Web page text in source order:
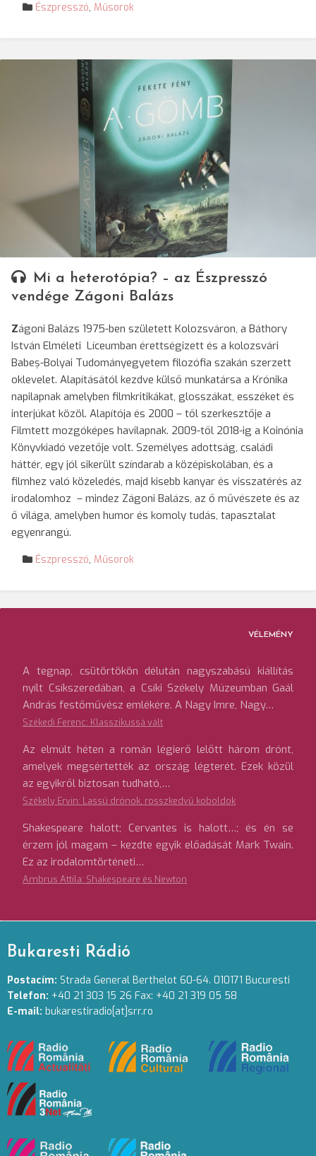
Észpresszó, Műsorok
Mi a heterotópia? – az Észpresszó
vendége Zágoni Balázs
Zágoni Balázs 1975-ben született Kolozsváron, a Báthory
István Elméleti Líceumban érettségizett és a kolozsvári
Babeș-Bolyai Tudományegyetem filozófia szakán szerzett
oklevelet. Alapításától kezdve külső munkatársa a Krónika
napilapnak amelyben filmkritikákat, glosszákat, esszéket és
interjúkat közöl. Alapítója és 2000 – től szerkesztője a
Filmtett mozgóképes havilapnak. 2009-től 2018-ig a Koinónia
Könyvkiadó vezetője volt. Személyes adottság, családi
háttér, egy jól sikerült színdarab a középiskolában, és a
filmhez való közeledés, majd kisebb kanyar és visszatérés az
irodalomhoz – mindez Zágoni Balázs, az ő művészete és az
ő világa, amelyben humor és komoly tudás, tapasztalat
egyenrangú.
Észpresszó, Műsorok
VÉLEMÉNY
A tegnap, csütörtökön délután nagyszabású kiállítás
nyílt Csíkszeredában, a Csíki Székely Múzeumban Gaál
András festőművész emlékére. A Nagy Imre, Nagy…
Székedi Ferenc: Klasszikussá vált
Az elmúlt héten a román légierő lelőtt három drónt,
amelyek megsértették az ország légterét. Ezek közül
az egyikről biztosan tudható,…
Székely Ervin: Lassú drónok, rosszkedvű koboldok
Shakespeare halott; Cervantes is halott…; és én se
érzem jól magam – kezdte egyik előadását Mark Twain.
Ez az irodalomtörténeti…
Ambrus Attila: Shakespeare és Newton
Bukaresti Rádió
Postacím: Strada General Berthelot 60-64. 010171 Bucuresti
Telefon: +40 21 303 15 26 Fax: +40 21 319 05 58
E-mail: bukarestiradio[at]srr.ro